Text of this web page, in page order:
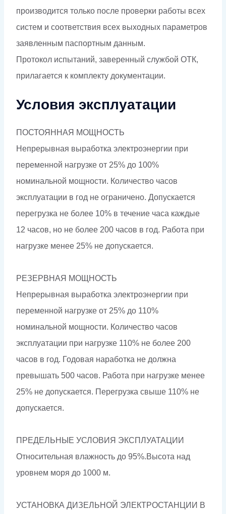
производится только после проверки работы всех
систем и соответствия всех выходных параметров
заявленным паспортным данным.
Протокол испытаний, заверенный службой ОТК,
прилагается к комплекту документации.
Условия эксплуатации
ПОСТОЯННАЯ МОЩНОСТЬ
Непрерывная выработка электроэнергии при
переменной нагрузке от 25% до 100%
номинальной мощности. Количество часов
эксплуатации в год не ограничено. Допускается
перегрузка не более 10% в течение часа каждые
12 часов, но не более 200 часов в год. Работа при
нагрузке менее 25% не допускается.
РЕЗЕРВНАЯ МОЩНОСТЬ
Непрерывная выработка электроэнергии при
переменной нагрузке от 25% до 110%
номинальной мощности. Количество часов
эксплуатации при нагрузке 110% не более 200
часов в год. Годовая наработка не должна
превышать 500 часов. Работа при нагрузке менее
25% не допускается. Перегрузка свыше 110% не
допускается.
ПРЕДЕЛЬНЫЕ УСЛОВИЯ ЭКСПЛУАТАЦИИ
Относительная влажность до 95%.Высота над
уровнем моря до 1000 м.
УСТАНОВКА ДИЗЕЛЬНОЙ ЭЛЕКТРОСТАНЦИИ В